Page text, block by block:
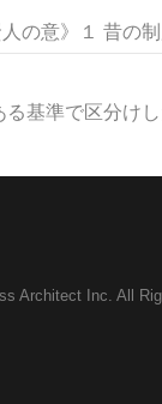
人の意》１ 昔の
る基準で区分け
Architect Inc. All